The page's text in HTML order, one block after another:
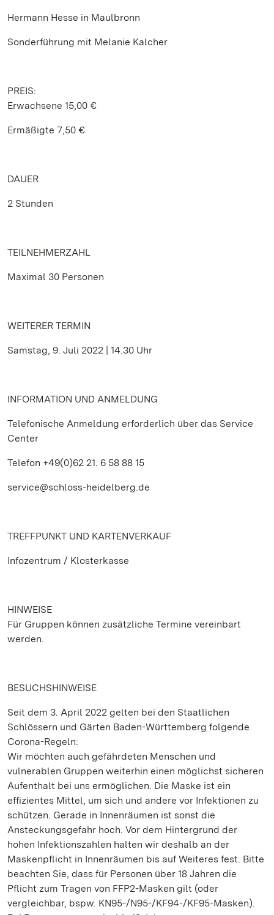
Hermann Hesse in Maulbronn
Sonderführung mit Melanie Kalcher
PREIS:
Erwachsene 15,00 €
Ermäßigte 7,50 €
DAUER
2 Stunden
TEILNEHMERZAHL
Maximal 30 Personen
WEITERER TERMIN
Samstag, 9. Juli 2022 | 14.30 Uhr
INFORMATION UND ANMELDUNG
Telefonische Anmeldung erforderlich über das Service
Center
Telefon +49(0)62 21. 6 58 88 15
service@schloss-heidelberg.de
TREFFPUNKT UND KARTENVERKAUF
Infozentrum / Klosterkasse
HINWEISE
Für Gruppen können zusätzliche Termine vereinbart
werden.
BESUCHSHINWEISE
Seit dem 3. April 2022 gelten bei den Staatlichen
Schlössern und Gärten Baden-Württemberg folgende
Corona-Regeln:
Wir möchten auch gefährdeten Menschen und
vulnerablen Gruppen weiterhin einen möglichst sicheren
Aufenthalt bei uns ermöglichen. Die Maske ist ein
effizientes Mittel, um sich und andere vor Infektionen zu
schützen. Gerade in Innenräumen ist sonst die
Ansteckungsgefahr hoch. Vor dem Hintergrund der
hohen Infektionszahlen halten wir deshalb an der
Maskenpflicht in Innenräumen bis auf Weiteres fest. Bitte
beachten Sie, dass für Personen über 18 Jahren die
Pflicht zum Tragen von FFP2-Masken gilt (oder
vergleichbar, bspw. KN95-/N95-/KF94-/KF95-Masken).